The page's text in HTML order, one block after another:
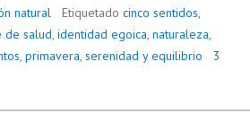
natural Etiquetado cinco sentidos,
de salud, identidad egoica, naturaleza,
, primavera, serenidad y equilibrio
3